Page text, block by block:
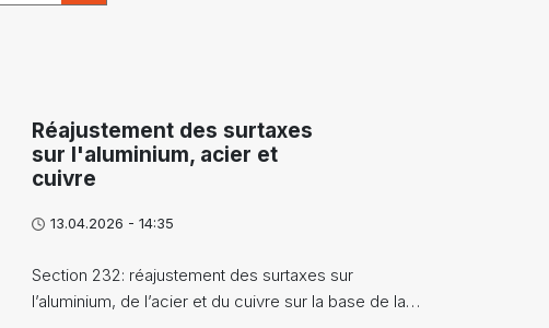
Réajustement des surtaxes
sur l'aluminium, acier et
cuivre
13.04.2026 - 14:35
Section 232: réajustement des surtaxes sur
l’aluminium, de l’acier et du cuivre sur la base de la…